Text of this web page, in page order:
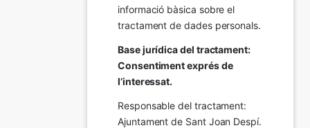
informació bàsica sobre el
tractament de dades personals.
Base jurídica del tractament:
Consentiment exprés de
l’interessat.
Responsable del tractament:
Ajuntament de Sant Joan Despí.